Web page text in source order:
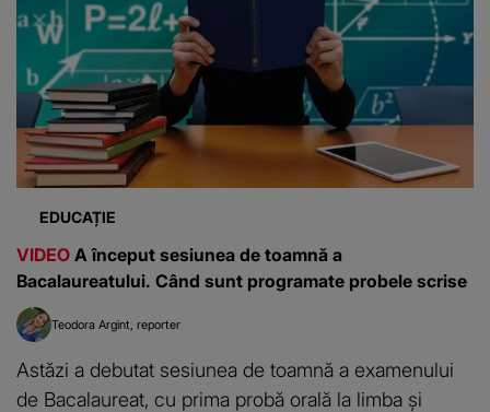
EDUCAȚIE
VIDEO A început sesiunea de toamnă a
Bacalaureatului. Când sunt programate probele scrise
Teodora Argint reporter
Astăzi a debutat sesiunea de toamnă a examenului
de Bacalaureat, cu prima probă orală la limba și